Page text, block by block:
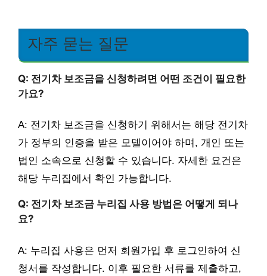
자주 묻는 질문
Q: 전기차 보조금을 신청하려면 어떤 조건이 필요한
가요?
A: 전기차 보조금을 신청하기 위해서는 해당 전기차
가 정부의 인증을 받은 모델이어야 하며, 개인 또는
법인 소속으로 신청할 수 있습니다. 자세한 요건은
해당 누리집에서 확인 가능합니다.
Q: 전기차 보조금 누리집 사용 방법은 어떻게 되나
요?
A: 누리집 사용은 먼저 회원가입 후 로그인하여 신
청서를 작성합니다. 이후 필요한 서류를 제출하고,